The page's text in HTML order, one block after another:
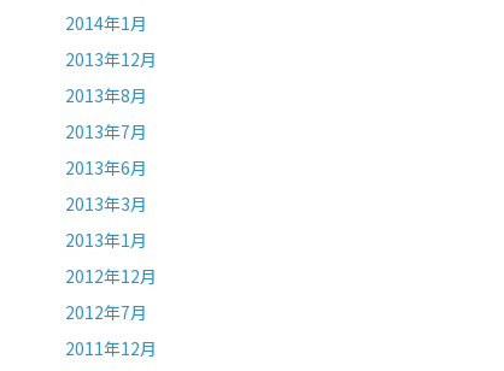
2014年1月
2013年12月
2013年8月
2013年7月
2013年6月
2013年3月
2013年1月
2012年12月
2012年7月
2011年12月